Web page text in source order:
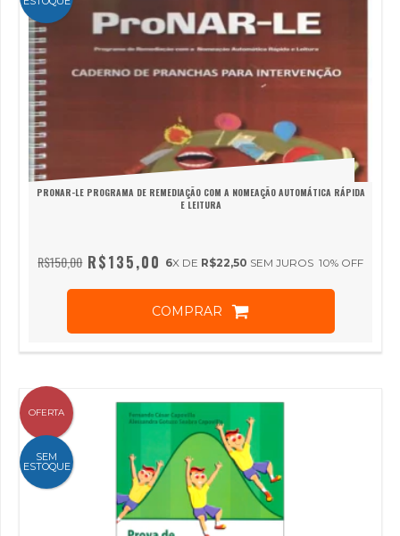
PRONAR-LE PROGRAMA DE REMEDIAÇÃO COM A NOMEAÇÃO AUTOMÁTICA RÁPIDA
E LEITURA
R$150,00 10% OFF
R$135,00 6X DE R$22,50 SEM JUROS
COMPRAR
OFERTA
SEM
ESTOQUE